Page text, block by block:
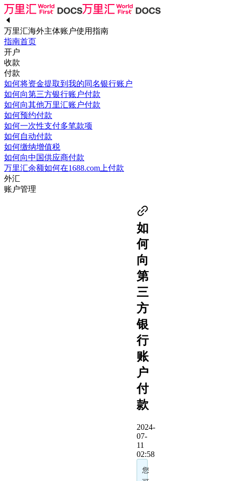
万里汇海外主体账户使用指南
指南首页
开户
收款
付款
如何将资金提取到我的同名银行账户
如何向第三方银行账户付款
如何向其他万里汇账户付款
如何预约付款
如何一次性支付多笔款项
如何自动付款
如何缴纳增值税
如何向中国供应商付款
万里汇余额如何在1688.com上付款
外汇
账户管理
如
何
向
第
三
方
银
行
账
户
付
款
2024-
07-
11
02:58
您